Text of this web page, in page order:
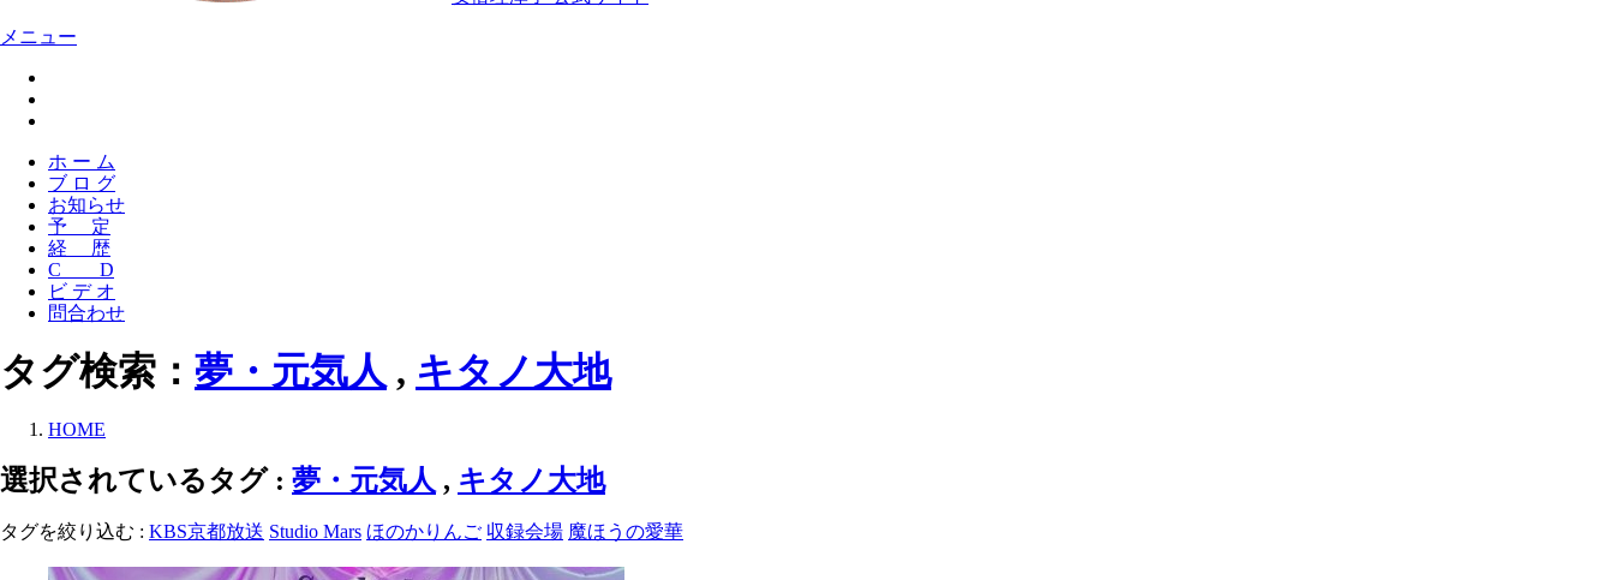
メニュー
ホ ー ム
ブ ロ グ
お知らせ
予 定
経 歴
C D
ビ デ オ
問合わせ
タグ検索： 夢・元気人 , キタノ大地
HOME
選択されているタグ : 夢・元気人 , キタノ大地
タグを絞り込む : KBS京都放送 Studio Mars ほのかりんご 収録会場 魔ほうの愛華